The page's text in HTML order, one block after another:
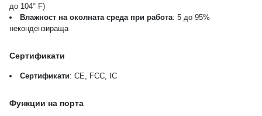
до 104° F)
Влажност на околната среда при работа: 5 до 95%
некондензираща
Сертификати
Сертификати: CE, FCC, IC
Функции на порта